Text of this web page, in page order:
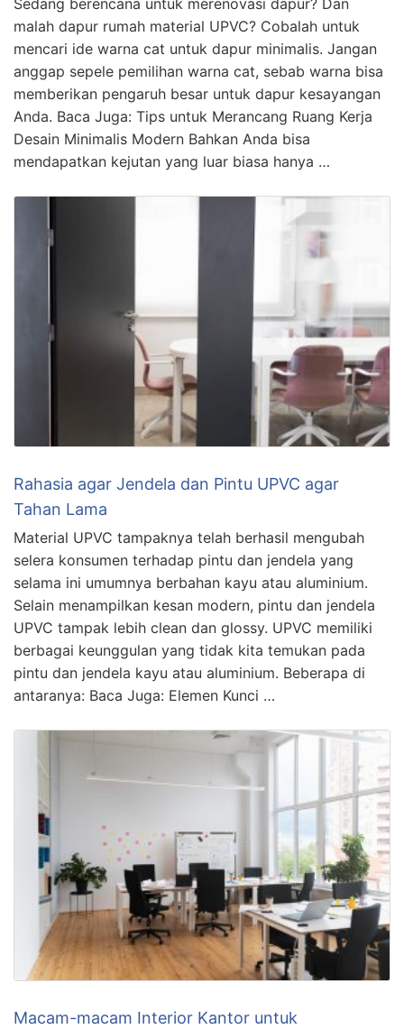
malah dapur rumah material UPVC? Cobalah untuk
mencari ide warna cat untuk dapur minimalis. Jangan
anggap sepele pemilihan warna cat, sebab warna bisa
memberikan pengaruh besar untuk dapur kesayangan
Anda. Baca Juga: Tips untuk Merancang Ruang Kerja
Desain Minimalis Modern Bahkan Anda bisa
mendapatkan kejutan yang luar biasa hanya …
Rahasia agar Jendela dan Pintu UPVC agar
Tahan Lama
Material UPVC tampaknya telah berhasil mengubah
selera konsumen terhadap pintu dan jendela yang
selama ini umumnya berbahan kayu atau aluminium.
Selain menampilkan kesan modern, pintu dan jendela
UPVC tampak lebih clean dan glossy. UPVC memiliki
berbagai keunggulan yang tidak kita temukan pada
pintu dan jendela kayu atau aluminium. Beberapa di
antaranya: Baca Juga: Elemen Kunci …
Macam-macam Interior Kantor untuk